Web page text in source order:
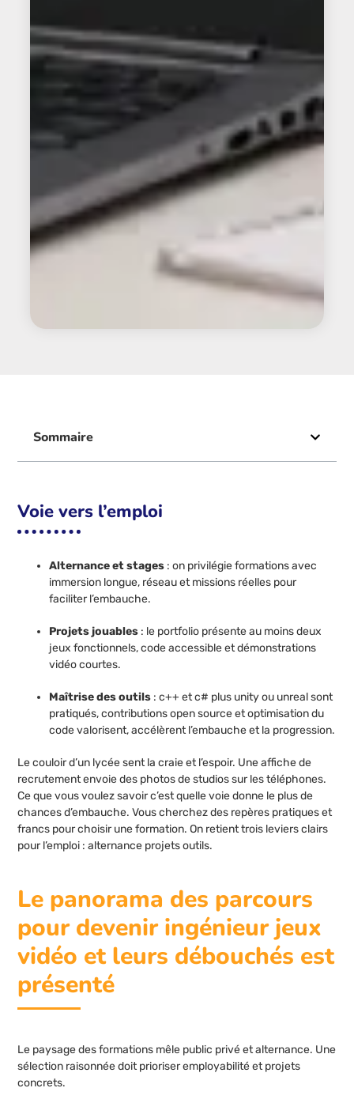
Sommaire
Voie vers l’emploi
Alternance et stages : on privilégie formations avec
immersion longue, réseau et missions réelles pour
faciliter l’embauche.
Projets jouables : le portfolio présente au moins deux
jeux fonctionnels, code accessible et démonstrations
vidéo courtes.
Maîtrise des outils : c++ et c# plus unity ou unreal sont
pratiqués, contributions open source et optimisation du
code valorisent, accélèrent l’embauche et la progression.
Le couloir d’un lycée sent la craie et l’espoir. Une affiche de
recrutement envoie des photos de studios sur les téléphones.
Ce que vous voulez savoir c’est quelle voie donne le plus de
chances d’embauche. Vous cherchez des repères pratiques et
francs pour choisir une formation. On retient trois leviers clairs
pour l’emploi : alternance projets outils.
Le panorama des parcours
pour devenir ingénieur jeux
vidéo et leurs débouchés est
présenté
Le paysage des formations mêle public privé et alternance. Une
sélection raisonnée doit prioriser employabilité et projets
concrets.